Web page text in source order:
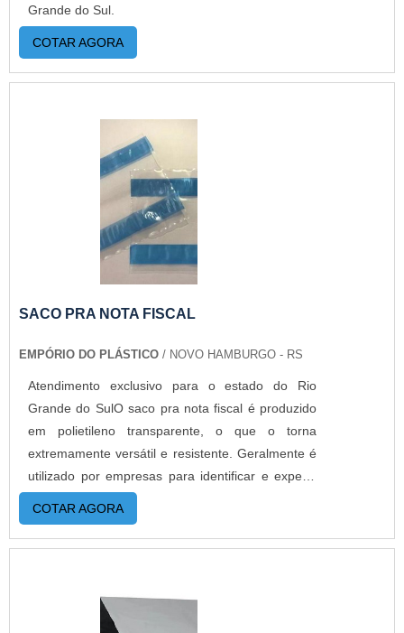
Grande do Sul.
COTAR AGORA
SACO PRA NOTA FISCAL
EMPÓRIO DO PLÁSTICO / NOVO HAMBURGO - RS
Atendimento exclusivo para o estado do Rio
Grande do SulO saco pra nota fiscal é produzido
em polietileno transparente, o que o torna
extremamente versátil e resistente. Geralmente é
utilizado por empresas para identificar e expedir
produtos junto as embalagens originais. Além
disso, o produto garante uma série de vantagens
com a utilização adequada, por exemplo:
praticidade é um ponto a destacar, graças as 3
COTAR AGORA